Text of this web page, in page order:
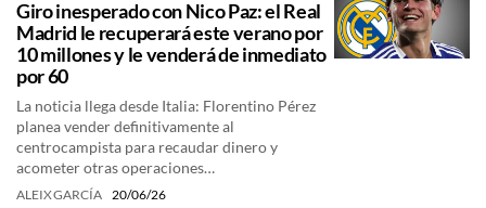
Giro inesperado con Nico Paz: el Real
Madrid le recuperará este verano por
10 millones y le venderá de inmediato
por 60
La noticia llega desde Italia: Florentino Pérez
planea vender definitivamente al
centrocampista para recaudar dinero y
acometer otras operaciones…
ALEIX GARCÍA 20/06/26